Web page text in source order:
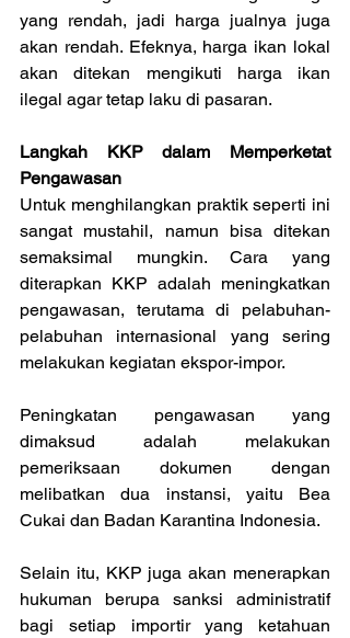
yang rendah, jadi harga jualnya juga
akan rendah. Efeknya, harga ikan lokal
akan ditekan mengikuti harga ikan
ilegal agar tetap laku di pasaran.
Langkah KKP dalam Memperketat
Pengawasan
Untuk menghilangkan praktik seperti ini
sangat mustahil, namun bisa ditekan
semaksimal mungkin. Cara yang
diterapkan KKP adalah meningkatkan
pengawasan, terutama di pelabuhan-
pelabuhan internasional yang sering
melakukan kegiatan ekspor-impor.
Peningkatan pengawasan yang
dimaksud adalah melakukan
pemeriksaan dokumen dengan
melibatkan dua instansi, yaitu Bea
Cukai dan Badan Karantina Indonesia.
Selain itu, KKP juga akan menerapkan
hukuman berupa sanksi administratif
bagi setiap importir yang ketahuan